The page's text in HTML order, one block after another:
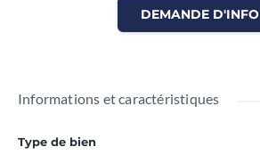
DEMANDE D'INFO
Informations et caractéristiques
Type de bien